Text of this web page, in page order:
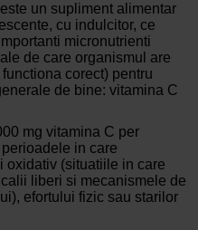
un supliment alimentar
cu indulcitor, ce
micronutrienti
de care organismul are
corect) pentru
de bine: vitamina C
mg vitamina C per
in care
oxidativ (situatiile in care
liberi si mecanismele de
efortului fizic sau starilor